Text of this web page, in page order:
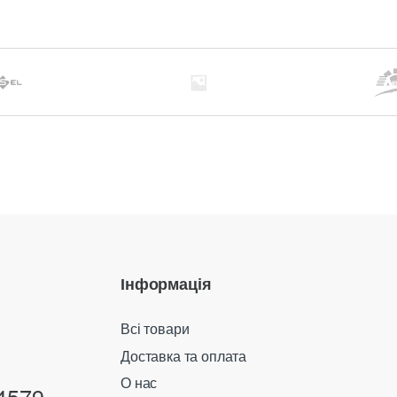
Інформація
Всі товари
Доставка та оплата
О нас